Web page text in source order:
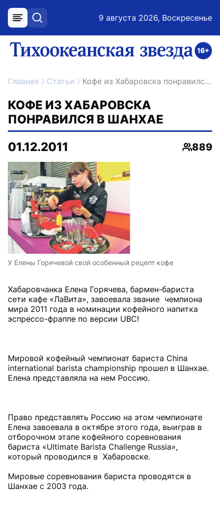
меню поиск 9 августа 2026, Воскресенье
ссылка на главную
Главная Статьи Кофе из Хабаровска понравился в Шанхае
КОФЕ ИЗ ХАБАРОВСКА
ПОНРАВИЛСЯ В ШАНХАЕ
01.12.2011
889
У Елены Горячевой свой особенный рецепт кофе
Хабаровчанка Елена Горячева, бармен-бариста
сети кафе «ЛаВита», завоевала звание чемпиона
мира 2011 года в номинации кофейного напитка
эспрессо-фраппе по версии UBC!
Мировой кофейный чемпионат бариста China
international barista championship прошел в Шанхае.
Елена представляла на нем Россию.
Право представлять Россию на этом чемпионате
Елена завоевала в октябре этого года, выиграв в
отборочном этапе кофейного соревнования
бариста «Ultimate Barista Challenge Russia»,
который проводился в Хабаровске.
Мировые соревнования бариста проводятся в
Шанхае с 2003 года.